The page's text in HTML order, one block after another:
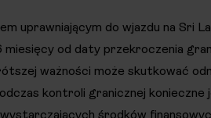
uprawniającym do wjazdu na Sri
miesięcy od daty przekroczenia
ważności może skutkować
kontroli granicznej
środków